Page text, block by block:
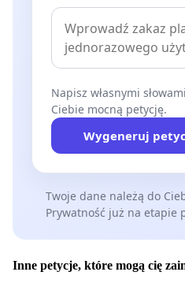
Napisz własnymi
Ciebie mocną petycję.
Wygeneruj
Twoje dane należą do
Prywatność już na etapie
Inne petycje, które mogą cię